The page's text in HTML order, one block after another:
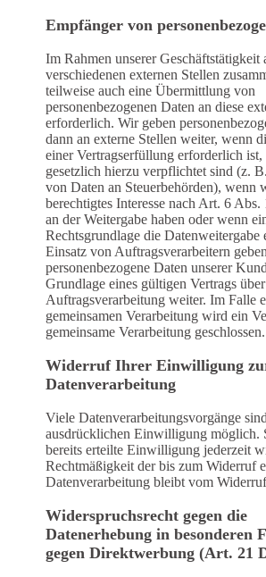
Empfänger von
Im Rahmen unserer
verschiedenen externen Stellen
teilweise auch eine Übermittlung von
personenbezogenen Daten an diese
erforderlich. Wir geben
dann an externe Stellen weiter, wenn
einer Vertragserfüllung erforderlich
gesetzlich hierzu verpflichtet sind (z.
von Daten an Steuerbehörden), wenn
berechtigtes Interesse nach Art. 6
an der Weitergabe haben oder wenn
Rechtsgrundlage die Datenweitergabe
Einsatz von Auftragsverarbeitern
personenbezogene Daten unserer
Grundlage eines gültigen Vertrags über
Auftragsverarbeitung weiter. Im Falle
gemeinsamen Verarbeitung wird ein
gemeinsame Verarbeitung geschlossen.
Widerruf Ihrer Einwilligung
Datenverarbeitung
Viele Datenverarbeitungsvorgänge
ausdrücklichen Einwilligung möglich.
bereits erteilte Einwilligung jederzeit
Rechtmäßigkeit der bis zum Widerruf
Datenverarbeitung bleibt vom
Widerspruchsrecht gegen die
Datenerhebung in besonderen
gegen Direktwerbung (Art. 21